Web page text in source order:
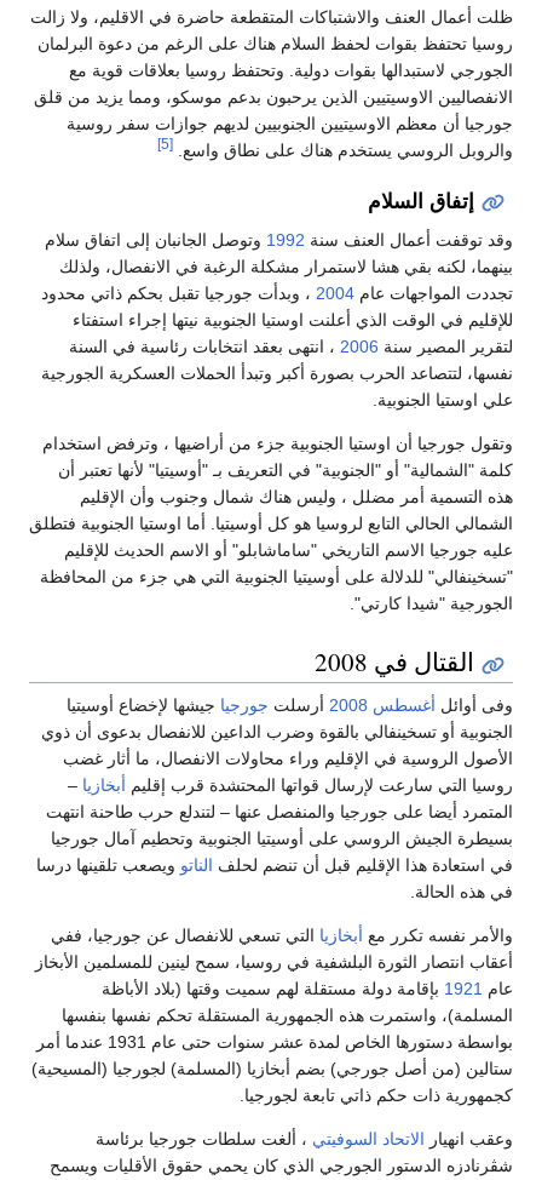
العنف والاشتباكات المتقطعة حاضرة في الاقليم، ولا زالت
بقوات لحفظ السلام هناك على الرغم من دعوة البرلمان
لاستبدالها بقوات دولية. وتحتفظ روسيا بعلاقات قوية مع
الاوسيتيين الذين يرحبون بدعم موسكو، ومما يزيد من قلق
أن معظم الاوسيتيين الجنوبيين لديهم جوازات سفر روسية
الروسي يستخدم هناك على نطاق واسع.[5]
السلام
أعمال العنف سنة1992 وتوصل الجانبان إلى اتفاق سلام
لكنه بقي هشا لاستمرار مشكلة الرغبة في الانفصال، ولذلك
عام2004 ، وبدأت جورجيا تقبل بحكم ذاتي محدود
في الوقت الذي أعلنت اوستيا الجنوبية نيتها إجراء استفتاء
المصير سنة2006 ، انتهى بعقد انتخابات رئاسية في السنة
لتتصاعد الحرب بصورة أكبر وتبدأ الحملات العسكرية الجورجية
الجنوبية.
أن اوستيا الجنوبية جزء من أراضيها ، وترفض استخدام
أو "الجنوبية" في التعريف بـ "أوسيتيا" لأنها تعتبر أن
أمر مضلل ، وليس هناك شمال وجنوب وأن الإقليم
الحالي التابع لروسيا هو كل أوسيتيا. أما اوستيا الجنوبية فتطلق
الاسم التاريخي "ساماشابلو" أو الاسم الحديث للإقليم
للدلالة على أوسيتيا الجنوبية التي هي جزء من المحافظة
"شيدا كارتي".
في 2008
أغسطس 2008أرسلتجورجياجيشها لإخضاع أوسيتيا
أو تسخينفالي بالقوة وضرب الداعين للانفصال بدعوى أن ذوي
الروسية في الإقليم وراء محاولات الانفصال، ما أثار غضب
سارعت لإرسال قواتها المحتشدة قرب إقليمأبخازيا–
أيضا على جورجيا والمنفصل عنها – لتندلع حرب طاحنة انتهت
الجيش الروسي على أوسيتيا الجنوبية وتحطيم آمال جورجيا
هذا الإقليم قبل أن تنضم لحلفالناتوويصعب تلقينها درسا
الحالة.
نفسه تكرر معأبخازيا التي تسعي للانفصال عن جورجيا، ففي
الثورة البلشفية في روسيا، سمح لينين للمسلمين الأبخاز
بإقامة دولة مستقلة لهم سميت وقتها (بلاد الأباظة
واستمرت هذه الجمهورية المستقلة تحكم نفسها بنفسها
بواسطة دستورها الخاص لمدة عشر سنوات حتى عام 1931 عندما أمر
(من أصل جورجي) بضم أبخازيا (المسلمة) لجورجيا (المسيحية)
ذات حكم ذاتي تابعة لجورجيا.
الاتحاد السوفيتي، ألغت سلطات جورجيا برئاسة
الدستور الجورجي الذي كان يحمي حقوق الأقليات ويسمح